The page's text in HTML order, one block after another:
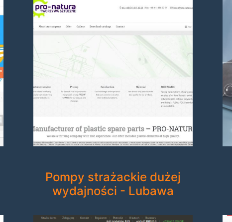
Pompy strażackie dużej
wydajności - Lubawa